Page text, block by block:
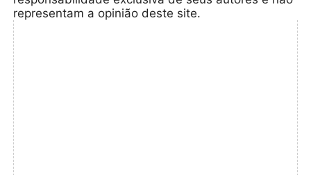
representam a opinião deste site.